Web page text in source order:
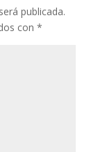
publicada.
con *